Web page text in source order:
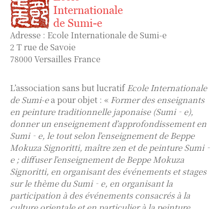
Adresse : Ecole Internationale de Sumi-e
2 T rue de Savoie
78000 Versailles France
L’association sans but lucratifEcole Internationale
de Sumi-ea pour objet : « Former des enseignants
en peinture traditionnelle japonaise (Sumi‐e),
donner un enseignement d’approfondissement en
Sumi‐e, le tout selon l’enseignement de Beppe
Mokuza Signoritti, maître zen et de peinture Sumi‐
e ; diffuser l’enseignement de Beppe Mokuza
Signoritti, en organisant des événements et stages
sur le thème du Sumi‐e, en organisant la
participation à des événements consacrés à la